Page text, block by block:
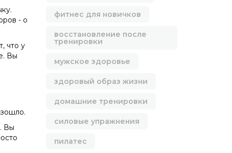
- о
что у
Вы
Вы
фитнес для новичков
восстановление после
тренировки
мужское здоровье
здоровый образ жизни
домашние тренировки
силовые упражнения
пилатес